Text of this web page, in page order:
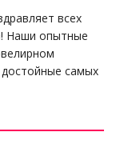
всех
Наши опытные
самых